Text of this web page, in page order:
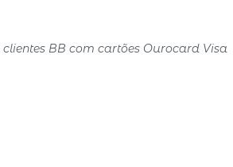
BB com cartões Ourocard Visa